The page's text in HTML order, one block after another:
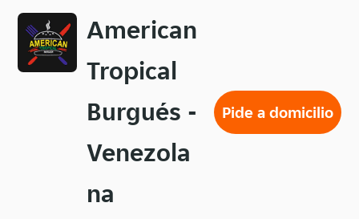
Volver
menú
principal
American
Tropical
Burgués -
Venezola
na
Pide a domicilio